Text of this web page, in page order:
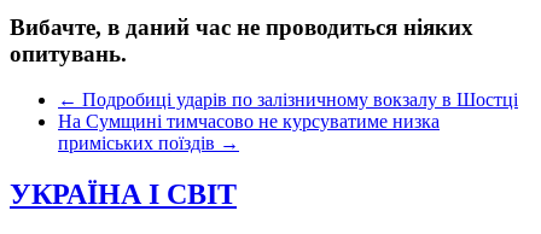
Вибачте, в даний час не проводиться ніяких
опитувань.
← Подробиці ударів по залізничному вокзалу в Шостці
На Сумщині тимчасово не курсуватиме низка
приміських поїздів →
УКРАЇНА І СВІТ